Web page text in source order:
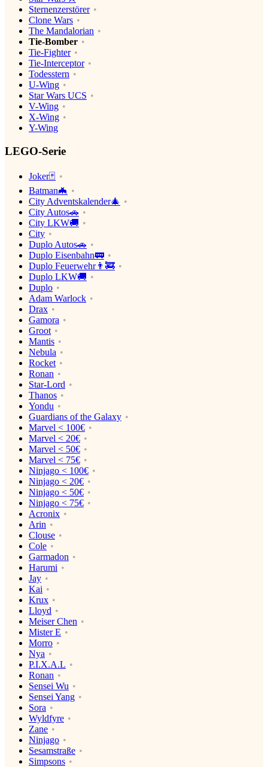
Sternenzerstörer
Clone Wars
The Mandalorian
Tie-Bomber
Tie-Fighter
Tie-Interceptor
Todesstern
U-Wing
Star Wars UCS
V-Wing
X-Wing
Y-Wing
LEGO-Serie
Joker🃏
Batman🦇
City Adventskalender🎄
City Autos🚗
City LKW🚚
City
Duplo Autos🚗
Duplo Eisenbahn🚃
Duplo Feuerwehr👨‍🚒
Duplo LKW🚚
Duplo
Adam Warlock
Drax
Gamora
Groot
Mantis
Nebula
Rocket
Ronan
Star-Lord
Thanos
Yondu
Guardians of the Galaxy
Marvel < 100€
Marvel < 20€
Marvel < 50€
Marvel < 75€
Ninjago < 100€
Ninjago < 20€
Ninjago < 50€
Ninjago < 75€
Acronix
Arin
Clouse
Cole
Garmadon
Harumi
Jay
Kai
Krux
Lloyd
Meiser Chen
Mister E
Morro
Nya
P.I.X.A.L
Ronan
Sensei Wu
Sensei Yang
Sora
Wyldfyre
Zane
Ninjago
Sesamstraße
Simpsons